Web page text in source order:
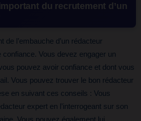
du recrutement d’un
de l’embauche d’un rédacteur
confiance. Vous devez engager un
pouvez avoir confiance et dont vous
Vous pouvez trouver le bon rédacteur
en suivant ces conseils : Vous
expert en l’interrogeant sur son